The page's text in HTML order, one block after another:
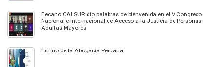
Decano CALSUR dio palabras de bienvenida en el V Congreso
Nacional e Internacional de Acceso a la Justicia de Personas
Adultas Mayores
Himno de la Abogacía Peruana